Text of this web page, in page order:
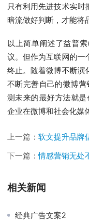
只有利用先进技术实时
暗流做好判断，才能将
以上简单阐述了益普
议。但作为互联网的一
终止。随着微博不断演
不断完善自己的微博
测未来的最好方法就
企业在微博和社会化媒
上一篇： 软文提升品牌
下一篇：情感营销无处
相关新闻
经典广告文案2